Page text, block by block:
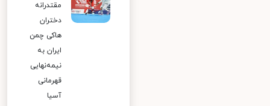
مقتدرانه
دختران
هاکی چمن
ایران به
نیمه‌نهایی
قهرمانی
آسیا